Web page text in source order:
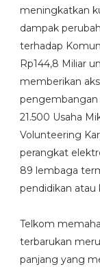
meningkatkan
dampak
terhadap
Rp144,8 Miliar
memberikan
pengembangan
21.500 Usaha
Volunteering
perangkat
89 lembaga
pendidikan atau
Telkom
terbarukan
panjang yang